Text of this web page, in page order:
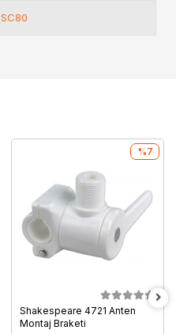
SC80
Shakespeare 4721 Anten
Montaj Braketi
%7